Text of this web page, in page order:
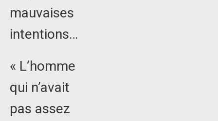
mauvaises
intentions…
« L’homme
qui n’avait
pas assez